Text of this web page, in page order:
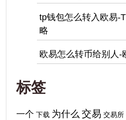
tp钱包怎么转入欧易-
略
欧易怎么转币给别人-
标签
一个 下载 为什么 交易 交易所